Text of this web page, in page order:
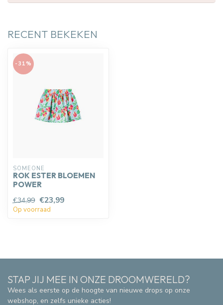
RECENT BEKEKEN
-31%
SOMEONE
ROK ESTER BLOEMEN
POWER
€34,99 €23,99
Op voorraad
STAP JIJ MEE IN ONZE DROOMWERELD?
Wees als eerste op de hoogte van nieuwe drops op onze
webshop, en zelfs unieke acties!